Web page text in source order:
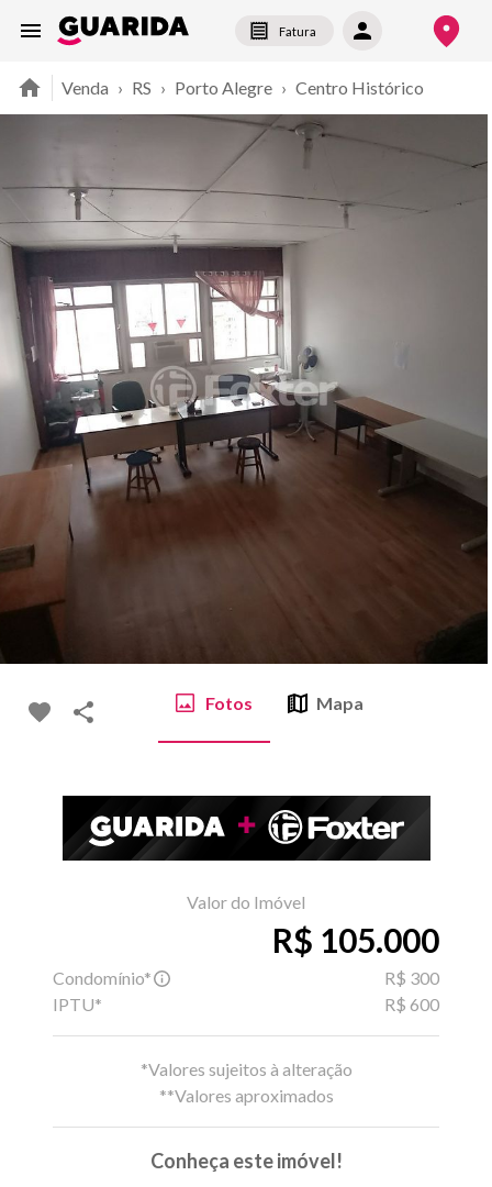
Fatura
Venda › RS › Porto Alegre › Centro Histórico
Fotos Mapa
Valor do Imóvel
R$ 105.000
Condomínio*
R$ 300
IPTU*
R$ 600
*Valores sujeitos à alteração
**Valores aproximados
Conheça este imóvel!